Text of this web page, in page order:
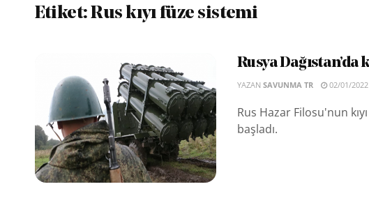
Etiket:Rus kıyı füze sistemi
Rusya
YAZAN SAVUNMA TR 02/01/2022
Rus Hazar Filosu'nun
başladı.